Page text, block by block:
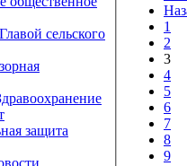
сельского
защита
1
2
3
4
5
6
7
8
9